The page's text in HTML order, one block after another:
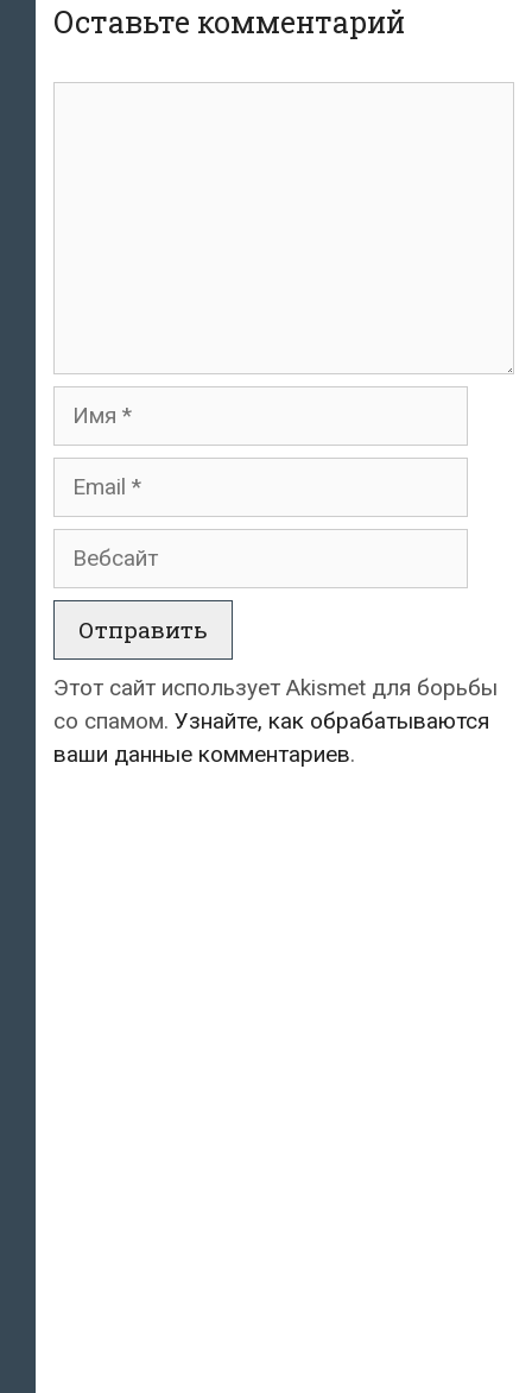
Оставьте комментарий
Имя
Email
Вебсайт
Этот сайт использует Akismet для борьбы
со спамом. Узнайте, как обрабатываются
ваши данные комментариев.